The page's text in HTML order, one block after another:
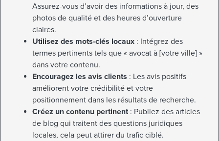
Assurez-vous d’avoir des informations à jour, des
photos de qualité et des heures d’ouverture
claires.
Utilisez des mots-clés locaux : Intégrez des
termes pertinents tels que « avocat à [votre ville] »
dans votre contenu.
Encouragez les avis clients : Les avis positifs
améliorent votre crédibilité et votre
positionnement dans les résultats de recherche.
Créez un contenu pertinent: Publiez des articles
de blog qui traitent des questions juridiques
locales, cela peut attirer du trafic ciblé.